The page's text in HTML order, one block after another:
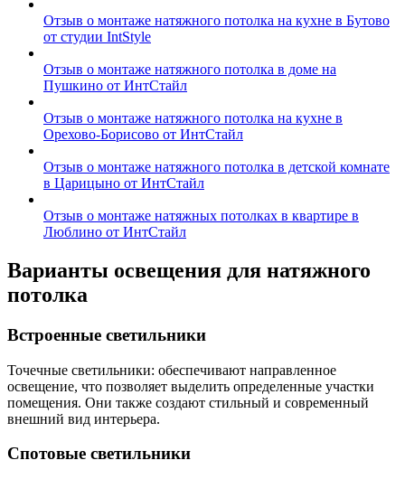
Отзыв о монтаже натяжного потолка на кухне в Бутово
от студии IntStyle
Отзыв о монтаже натяжного потолка в доме на
Пушкино от ИнтСтайл
Отзыв о монтаже натяжного потолка на кухне в
Орехово-Борисово от ИнтСтайл
Отзыв о монтаже натяжного потолка в детской комнате
в Царицыно от ИнтСтайл
Отзыв о монтаже натяжных потолках в квартире в
Люблино от ИнтСтайл
Варианты освещения для натяжного
потолка
Встроенные светильники
Точечные светильники: обеспечивают направленное
освещение, что позволяет выделить определенные участки
помещения. Они также создают стильный и современный
внешний вид интерьера.
Спотовые светильники